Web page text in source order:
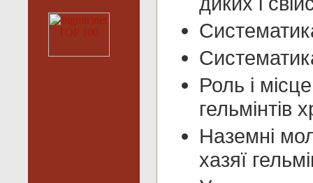
Роль і
гельмінтів
Наземні
хазяї